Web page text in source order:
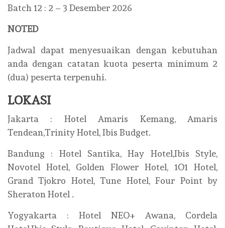
Batch 12 : 2 – 3 Desember 2026
NOTED
Jadwal dapat menyesuaikan dengan kebutuhan
anda dengan catatan kuota peserta minimum 2
(dua) peserta terpenuhi.
LOKASI
Jakarta : Hotel Amaris Kemang, Amaris
Tendean,Trinity Hotel, Ibis Budget.
Bandung : Hotel Santika, Hay Hotel,Ibis Style,
Novotel Hotel, Golden Flower Hotel, 1O1 Hotel,
Grand Tjokro Hotel, Tune Hotel, Four Point by
Sheraton Hotel .
Yogyakarta : Hotel NEO+ Awana, Cordela